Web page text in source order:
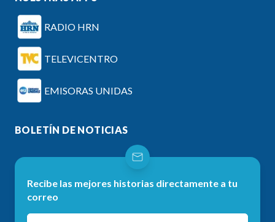
RADIO HRN
TELEVICENTRO
EMISORAS UNIDAS
BOLETÍN DE NOTICIAS
Recibe las mejores historias directamente a tu
correo